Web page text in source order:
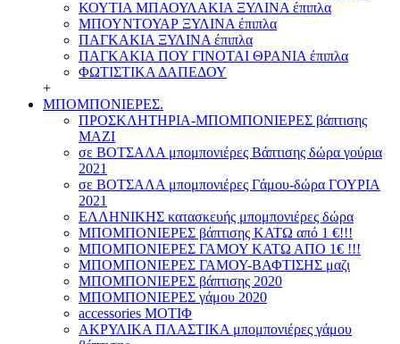
ΚΟΥΤΙΑ ΜΠΑΟΥΛΑΚΙΑ ΞΥΛΙΝΑ έπιπλα
ΜΠΟΥΝΤΟΥΑΡ ΞΥΛΙΝΑ έπιπλα
ΠΑΓΚΑΚΙΑ ΞΥΛΙΝΑ έπιπλα
ΠΑΓΚΑΚΙΑ ΠΟΥ ΓΙΝΟΤΑΙ ΘΡΑΝΙΑ έπιπλα
ΦΩΤΙΣΤΙΚΑ ΔΑΠΕΔΟΥ
+
ΜΠΟΜΠΟΝΙΕΡΕΣ.
ΠΡΟΣΚΛΗΤΗΡΙΑ-ΜΠΟΜΠΟΝΙΕΡΕΣ βάπτισης
ΜΑΖΙ
σε ΒΟΤΣΑΛΑ μπομπονιέρες Βάπτισης δώρα γούρια
2021
σε ΒΟΤΣΑΛΑ μπομπονιέρες Γάμου-δώρα ΓΟΥΡΙΑ
2021
ΕΛΛΗΝΙΚΗΣ κατασκευής μπομπονιέρες δώρα
ΜΠΟΜΠΟΝΙΕΡΕΣ βάπτισης ΚΑΤΩ από 1 €!!!
ΜΠΟΜΠΟΝΙΕΡΕΣ ΓΑΜΟΥ ΚΑΤΩ ΑΠΟ 1€ !!!
ΜΠΟΜΠΟΝΙΕΡΕΣ ΓΑΜΟΥ-ΒΑΦΤΙΣΗΣ μαζι
ΜΠΟΜΠΟΝΙΕΡΕΣ βάπτισης 2020
ΜΠΟΜΠΟΝΙΕΡΕΣ γάμου 2020
accessories ΜΟΤΙΦ
ΑΚΡΥΛΙΚΑ ΠΛΑΣΤΙΚΑ μπομπονιέρες γάμου